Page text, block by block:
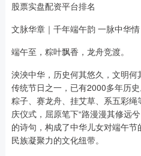
股票实盘配资平台排名
文脉华章｜千年端午韵 一脉中华情
端午至，粽叶飘香，龙舟竞渡。
泱泱中华，历史何其悠久，文明
传统节日之一，已有2000多年历
粽子、赛龙舟、挂艾草、系五彩
庆仪式，屈原笔下“路漫漫其修远
的诗句，构成了中华儿女对端午
民族凝聚力的文化纽带。